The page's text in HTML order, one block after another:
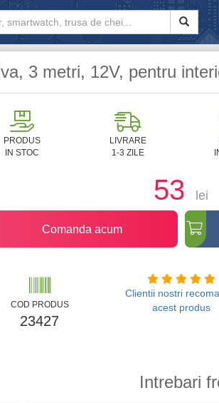
3 metri, 12V, pentru
PRODUS
IN STOC
LIVRARE
1-3 ZILE
53 lei
Comanda acum
COD PRODUS
23427
Clientii nostri
acest produs
Intrebari